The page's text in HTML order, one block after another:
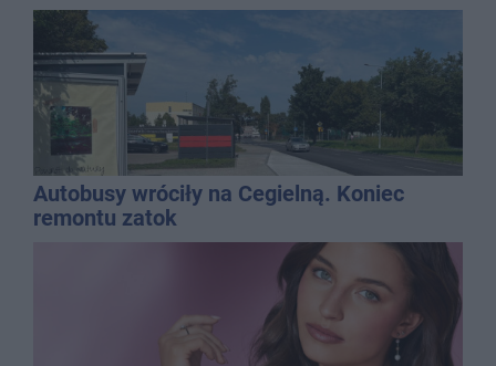
Autobusy wróciły na Cegielną. Koniec
remontu zatok